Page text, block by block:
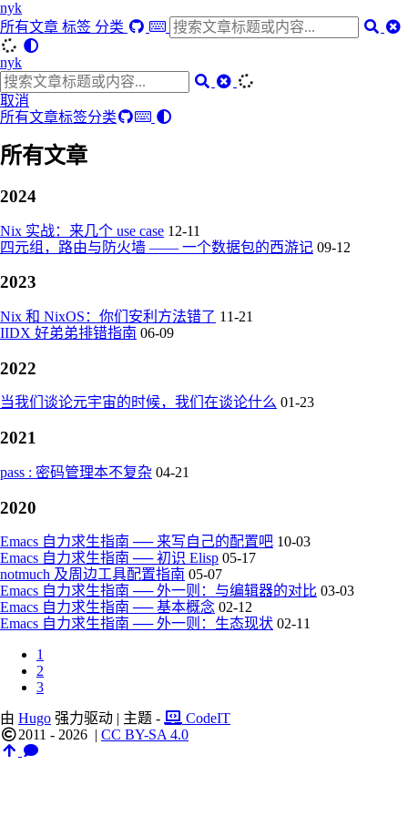
nyk
所有文章 标签 分类
nyk
取消
所有文章标签分类
所有文章
2024
Nix 实战：来几个 use case 12-11
四元组，路由与防火墙 —— 一个数据包的西游记 09-12
2023
Nix 和 NixOS：你们安利方法错了 11-21
IIDX 好弟弟排错指南 06-09
2022
当我们谈论元宇宙的时候，我们在谈论什么 01-23
2021
pass : 密码管理本不复杂 04-21
2020
Emacs 自力求生指南 ── 来写自己的配置吧 10-03
Emacs 自力求生指南 ── 初识 Elisp 05-17
notmuch 及周边工具配置指南 05-07
Emacs 自力求生指南 ── 外一则：与编辑器的对比 03-03
Emacs 自力求生指南 ── 基本概念 02-12
Emacs 自力求生指南 ── 外一则：生态现状 02-11
1
2
3
由 Hugo 强力驱动 | 主题 -
CodeIT
2011 - 2026 | CC BY-SA 4.0